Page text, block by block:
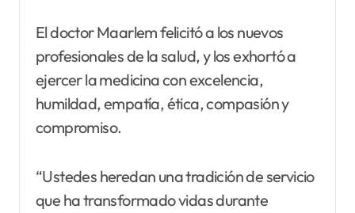
El doctor Maarlem felicitó a los nuevos
profesionales de la salud, y los exhortó a
ejercer la medicina con excelencia,
humildad, empatía, ética, compasión y
compromiso.
“Ustedes heredan una tradición de servicio
que ha transformado vidas durante